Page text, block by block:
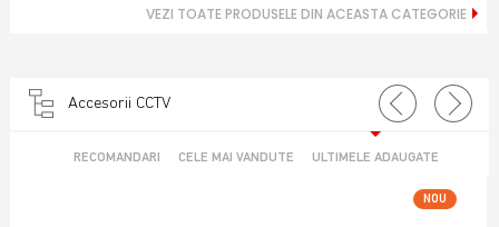
VEZI TOATE PRODUSELE DIN ACEASTA CATEGORIE
Accesorii CCTV
RECOMANDARI CELE MAI VANDUTE ULTIMELE ADAUGATE
OFERTA